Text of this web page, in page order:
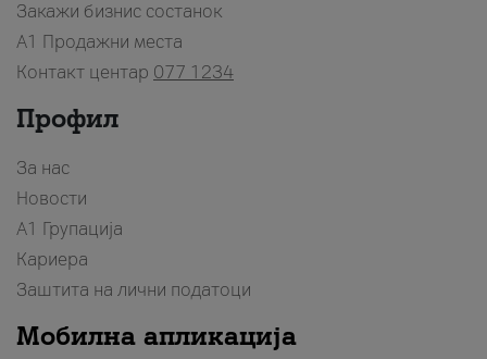
Закажи бизнис состанок
A1 Продажни места
Контакт центар 077 1234
Профил
За нас
Новости
А1 Групација
Кариера
Заштита на лични податоци
Мобилна апликација